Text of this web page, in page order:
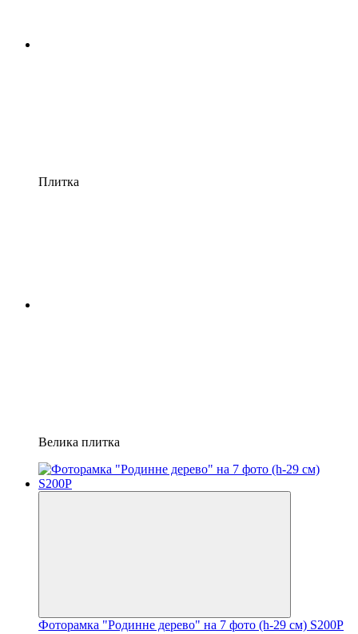
Плитка
Велика плитка
Фоторамка "Родинне дерево" на 7 фото (h-29 см) S200P